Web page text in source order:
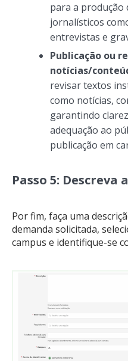
para a produção
jornalísticos
entrevistas e
Publicação ou
notícias/
revisar textos
como notícias,
garantindo
adequação ao
publicação em
Passo 5: Descreva
Por fim, faça uma
demanda solicitada,
campus e identifique-se